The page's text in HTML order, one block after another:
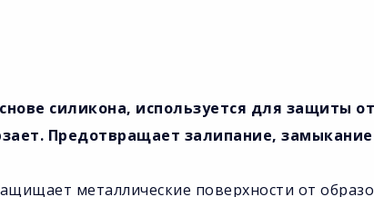
силикона, используется для защиты
Предотвращает залипание,
металлические поверхности от